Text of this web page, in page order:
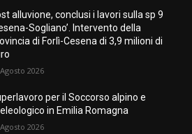
alluvione, conclusi i lavori sulla sp 9
Sogliano’. Intervento della
di Forlì-Cesena di 3,9 milioni di
2026
per il Soccorso alpino e
in Emilia Romagna
2026